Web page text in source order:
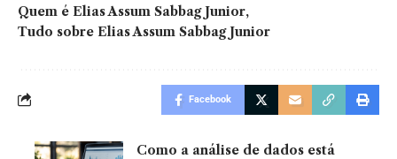
Quem é Elias Assum Sabbag Junior
Tudo sobre Elias Assum Sabbag Junior
Facebook
Como a análise de dados está